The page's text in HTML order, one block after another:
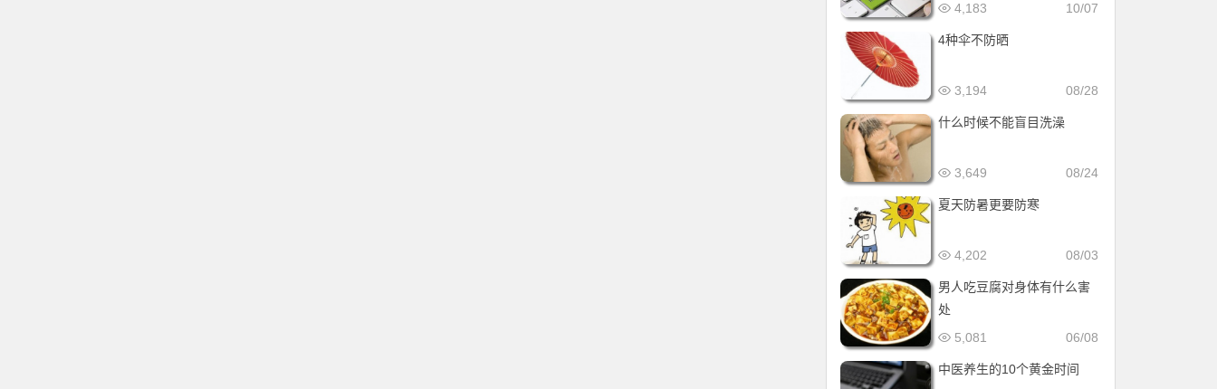
10/07
4,183
4种伞不防晒
08/28
3,194
什么时候不能盲目洗澡
08/24
3,649
夏天防暑更要防寒
08/03
4,202
男人吃豆腐对身体有什么害
处
06/08
5,081
中医养生的10个黄金时间